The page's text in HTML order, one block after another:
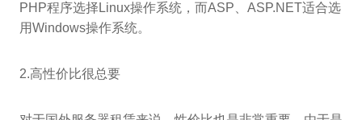
PHP程序选择Linux操作系统，而ASP、ASP.NET适合选
用Windows操作系统。
2.高性价比很总要